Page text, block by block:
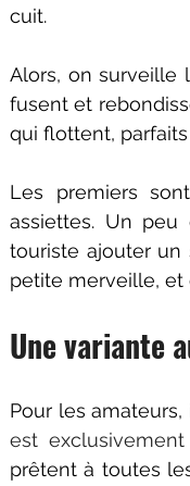
cuit.
Alors, on surveille
fusent et
qui flottent,
Les premiers
assiettes. Un
touriste ajouter un
petite merveille, et
Une variante
Pour les
est
prêtent à toutes